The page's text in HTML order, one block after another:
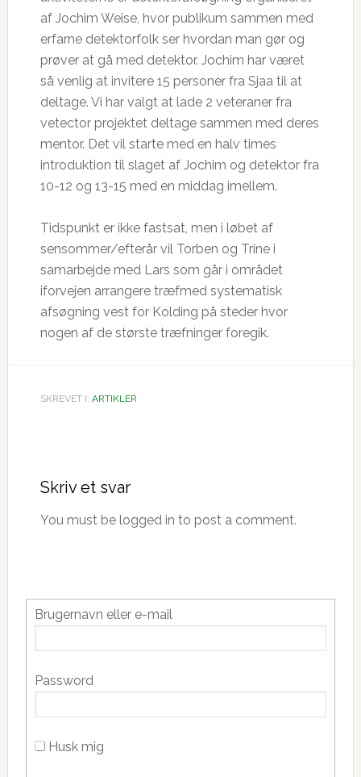
af Jochim Weise, hvor publikum sammen med
erfarne detektorfolk ser hvordan man gør og
prøver at gå med detektor. Jochim har været
så venlig at invitere 15 personer fra Sjaa til at
deltage. Vi har valgt at lade 2 veteraner fra
vetector projektet deltage sammen med deres
mentor. Det vil starte med en halv times
introduktion til slaget af Jochim og detektor fra
10-12 og 13-15 med en middag imellem.
Tidspunkt er ikke fastsat, men i løbet af
sensommer/efterår vil Torben og Trine i
samarbejde med Lars som går i området
iforvejen arrangere træfmed systematisk
afsøgning vest for Kolding på steder hvor
nogen af de største træfninger foregik.
SKREVET I: ARTIKLER
Skriv et svar
You must be logged in to post a comment.
Primær
Sidebar
Brugernavn eller e-mail
Password
Husk mig